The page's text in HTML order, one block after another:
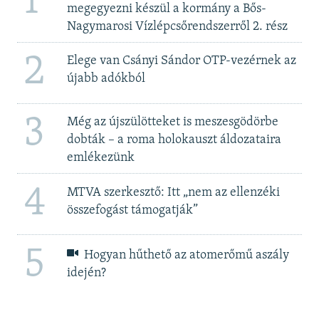
megegyezni készül a kormány a Bős-
Nagymarosi Vízlépcsőrendszerről 2. rész
2
Elege van Csányi Sándor OTP-vezérnek az
újabb adókból
3
Még az újszülötteket is meszesgödörbe
dobták – a roma holokauszt áldozataira
emlékezünk
4
MTVA szerkesztő: Itt „nem az ellenzéki
összefogást támogatják”
5
Hogyan hűthető az atomerőmű aszály
idején?